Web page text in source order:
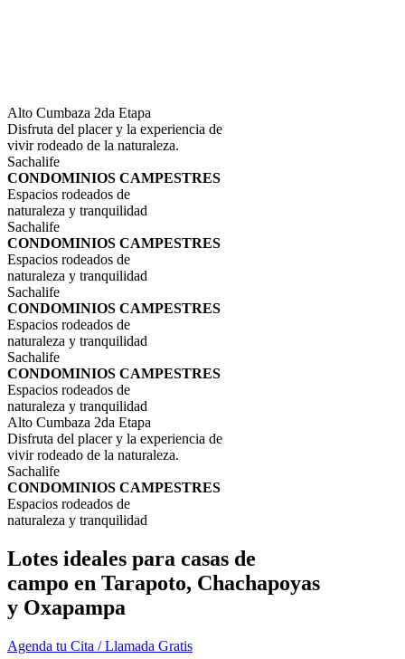
Alto Cumbaza 2da Etapa
Disfruta del placer y la experiencia de
vivir rodeado de la naturaleza.
Sachalife
CONDOMINIOS CAMPESTRES
Espacios rodeados de
naturaleza y tranquilidad
Sachalife
CONDOMINIOS CAMPESTRES
Espacios rodeados de
naturaleza y tranquilidad
Sachalife
CONDOMINIOS CAMPESTRES
Espacios rodeados de
naturaleza y tranquilidad
Sachalife
CONDOMINIOS CAMPESTRES
Espacios rodeados de
naturaleza y tranquilidad
Alto Cumbaza 2da Etapa
Disfruta del placer y la experiencia de
vivir rodeado de la naturaleza.
Sachalife
CONDOMINIOS CAMPESTRES
Espacios rodeados de
naturaleza y tranquilidad
Lotes ideales para casas de
campo en Tarapoto, Chachapoyas
y Oxapampa
Agenda tu Cita / Llamada Gratis